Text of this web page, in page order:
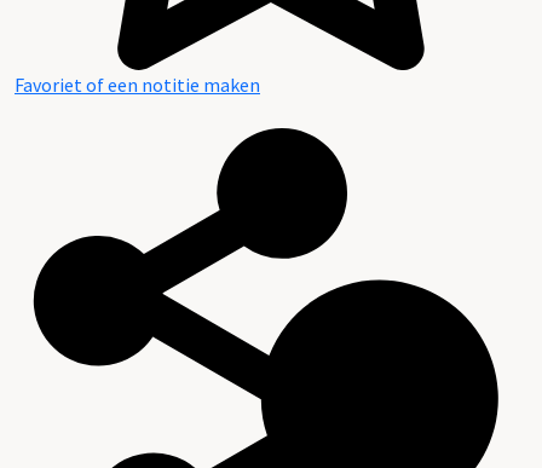
Favoriet of een notitie maken